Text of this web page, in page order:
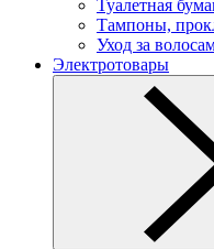
Туалетная
Тампоны,
Уход за
Электротовары